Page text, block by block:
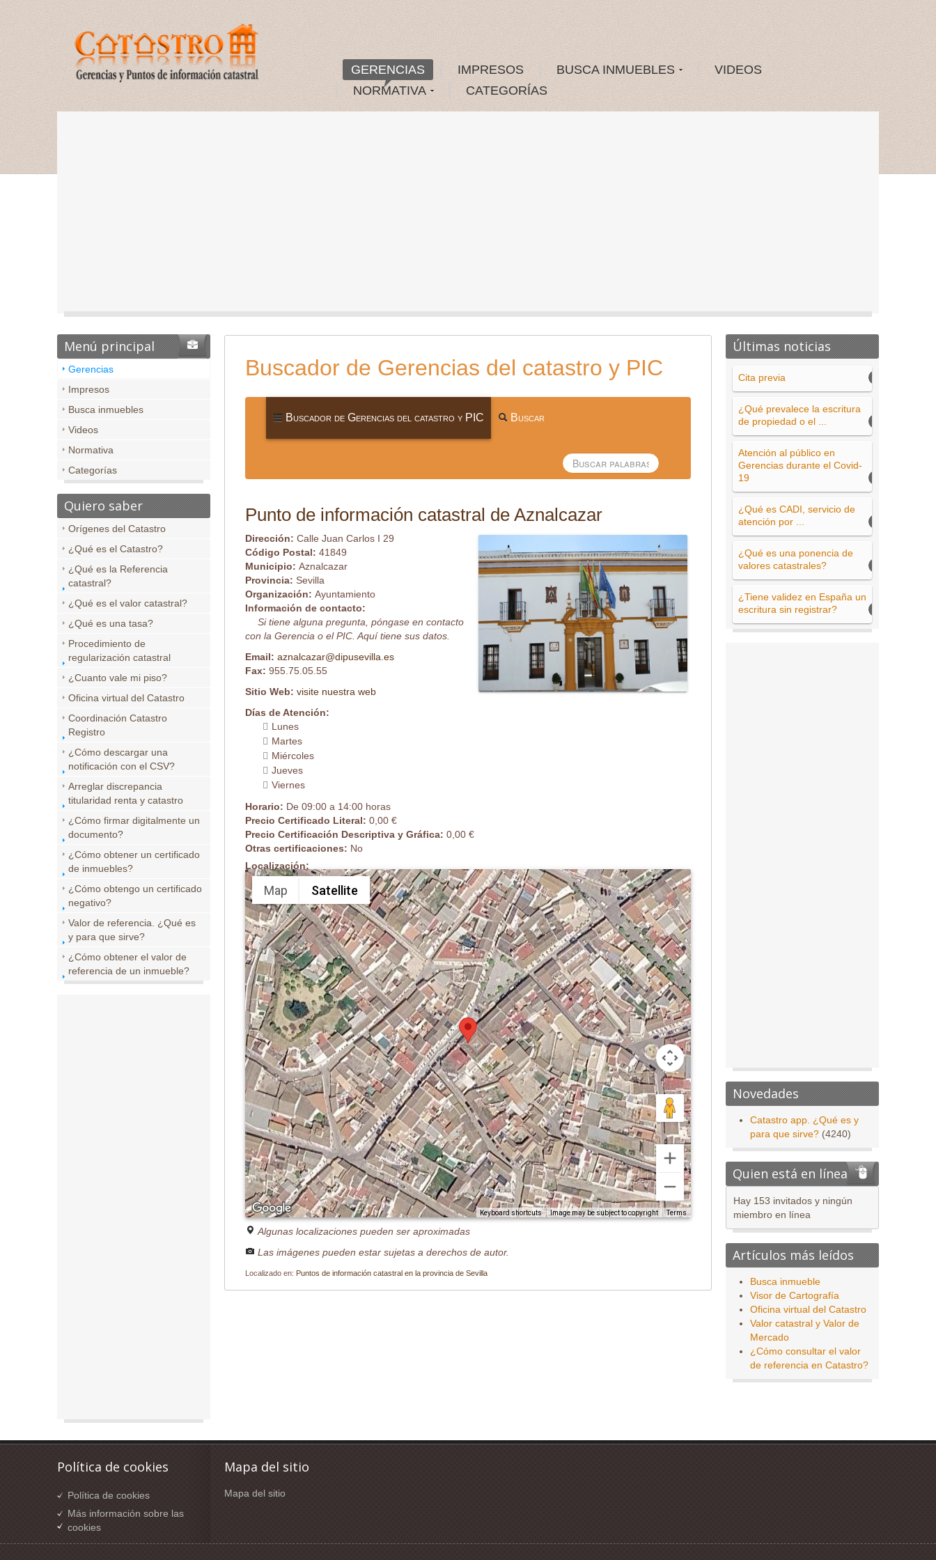
GERENCIAS IMPRESOS BUSCA INMUEBLES
VIDEOS
NORMATIVA
CATEGORÍAS
Buscador de Gerencias del catastro y PIC
Buscador de Gerencias del catastro y PIC Buscar
Punto de información catastral de Aznalcazar
Dirección: Calle Juan Carlos I 29
Código Postal: 41849
Municipio: Aznalcazar
Provincia: Sevilla
Organización: Ayuntamiento
Información de contacto:
Si tiene alguna pregunta, póngase en contacto
con la Gerencia o el PIC. Aquí tiene sus datos.
Email: aznalcazar@dipusevilla.es
Fax: 955.75.05.55
Sitio Web: visite nuestra web
Días de Atención:
Lunes
Martes
Miércoles
Jueves
Viernes
Horario: De 09:00 a 14:00 horas
Precio Certificado Literal: 0,00 €
Precio Certificación Descriptiva y Gráfica: 0,00 €
Otras certificaciones: No
Localización:
Map Satellite
Keyboard shortcuts Image may be subject to copyright Terms
Algunas localizaciones pueden ser aproximadas
Las imágenes pueden estar sujetas a derechos de autor.
Localizado en: Puntos de información catastral en la provincia de Sevilla
Menú principal
Gerencias
Impresos
Busca inmuebles
Videos
Normativa
Categorías
Quiero saber
Orígenes del Catastro
¿Qué es el Catastro?
¿Qué es la Referencia
catastral?
¿Qué es el valor catastral?
¿Qué es una tasa?
Procedimiento de
regularización catastral
¿Cuanto vale mi piso?
Oficina virtual del Catastro
Coordinación Catastro
Registro
¿Cómo descargar una
notificación con el CSV?
Arreglar discrepancia
titularidad renta y catastro
¿Cómo firmar digitalmente un
documento?
¿Cómo obtener un certificado
de inmuebles?
¿Cómo obtengo un certificado
negativo?
Valor de referencia. ¿Qué es
y para que sirve?
¿Cómo obtener el valor de
referencia de un inmueble?
Últimas noticias
Cita previa
¿Qué prevalece la escritura
de propiedad o el ...
Atención al público en
Gerencias durante el Covid-
19
¿Qué es CADI, servicio de
atención por ...
¿Qué es una ponencia de
valores catastrales?
¿Tiene validez en España un
escritura sin registrar?
Novedades
Catastro app. ¿Qué es y
para que sirve? (4240)
Quien está en línea
Hay 153 invitados y ningún
miembro en línea
Artículos más leídos
Busca inmueble
Visor de Cartografía
Oficina virtual del Catastro
Valor catastral y Valor de
Mercado
¿Cómo consultar el valor
de referencia en Catastro?
Política de cookies
Política de cookies
Más información sobre las
cookies
Mapa del sitio
Mapa del sitio